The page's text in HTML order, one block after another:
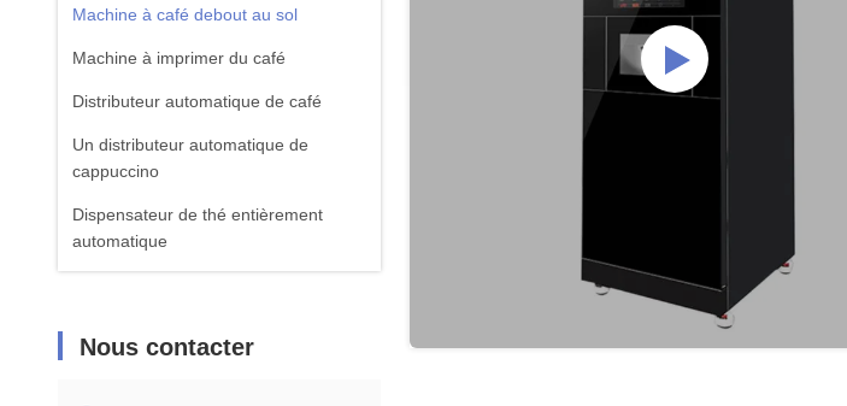
Machine à café debout au sol
Machine à imprimer du café
Distributeur automatique de café
Un distributeur automatique de
cappuccino
Dispensateur de thé entièrement
automatique
Nous contacter